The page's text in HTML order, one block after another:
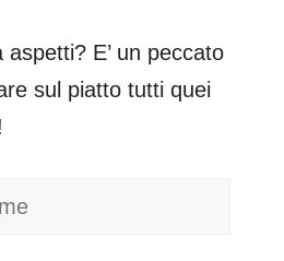
aspetti? E’ un peccato
sul piatto tutti quei